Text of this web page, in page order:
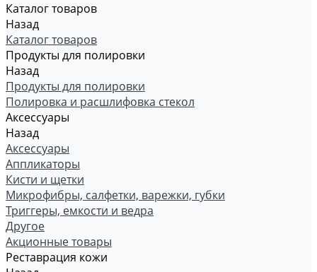
Каталог товаров
Назад
Каталог товаров
Продукты для полировки
Назад
Продукты для полировки
Полировка и расшлифовка стекол
Аксессуары
Назад
Аксессуары
Аппликаторы
Кисти и щетки
Микрофибры, салфетки, варежки, губки
Триггеры, емкости и ведра
Другое
Акционные товары
Реставрация кожи